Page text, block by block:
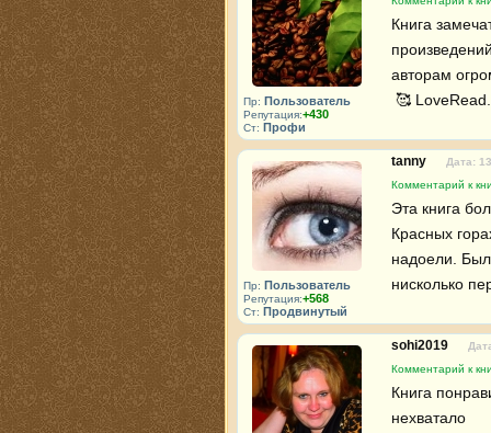
Пр: Пользователь
Репутация:+430
Ст: Профи
Книга
авторам
🥰
Пр: Пользователь
Репутация:+568
Ст: Продвинутый
tanny
Дата:
Комментарий к
Эта книга
Красных
надоели.
нисколько
sohi2019
Комментарий к
Книга
нехватало